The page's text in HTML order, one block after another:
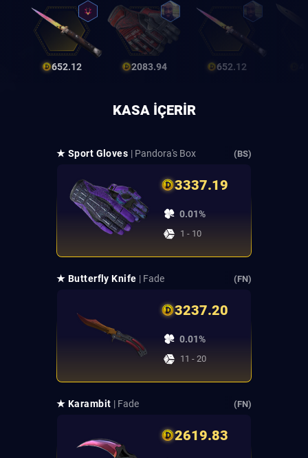
652.12 2083.94 652.12
KASA IÇERIR
★ Sport Gloves | Pandora's Box (BS)
3337.19
0.01%
1 - 10
★ Butterfly Knife | Fade (FN)
3237.20
0.01%
11 - 20
★ Karambit | Fade (FN)
2619.83